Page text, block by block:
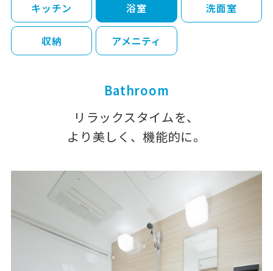
キッチン 浴室 洗面室
収納 アメニティ
Bathroom
リラックスタイムを、
より美しく、機能的に。